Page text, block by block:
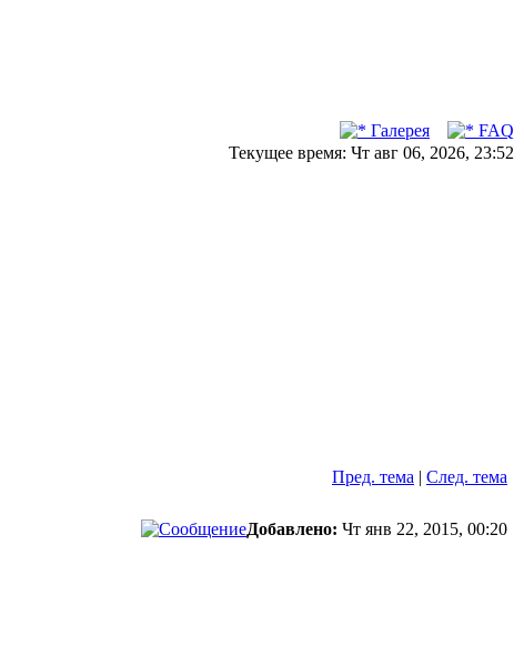
Галерея
FAQ
Текущее время: Чт авг 06, 2026, 23:52
Пред. тема | След. тема
Добавлено: Чт янв 22, 2015, 00:20